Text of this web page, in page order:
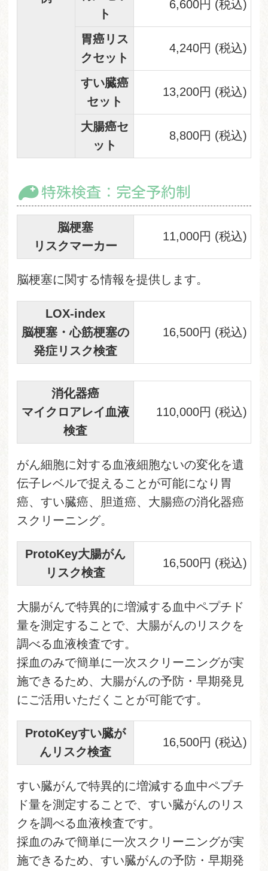
ト
6,600円 (税込)
胃癌リス
クセット
4,240円 (税込)
すい臓癌
セット
13,200円 (税込)
大腸癌セ
ット
8,800円 (税込)
特殊検査：完全予約制
脳梗塞
リスクマーカー
11,000円 (税込)
脳梗塞に関する情報を提供します。
LOX-index
脳梗塞・心筋梗塞の
発症リスク検査
16,500円 (税込)
消化器癌
マイクロアレイ血液
検査
110,000円 (税込)
がん細胞に対する血液細胞ないの変化を遺
伝子レベルで捉えることが可能になり胃
癌、すい臓癌、胆道癌、大腸癌の消化器癌
スクリーニング。
ProtoKey大腸がん
リスク検査
16,500円 (税込)
大腸がんで特異的に増減する血中ペプチド
量を測定することで、大腸がんのリスクを
調べる血液検査です。
採血のみで簡単に一次スクリーニングが実
施できるため、大腸がんの予防・早期発見
にご活用いただくことが可能です。
ProtoKeyすい臓が
んリスク検査
16,500円 (税込)
すい臓がんで特異的に増減する血中ペプチ
ド量を測定することで、すい臓がんのリス
クを調べる血液検査です。
採血のみで簡単に一次スクリーニングが実
施できるため、すい臓がんの予防・早期発